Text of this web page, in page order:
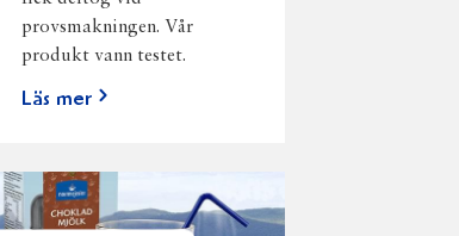
provsmakningen. Vår
produkt vann testet.
Läs mer